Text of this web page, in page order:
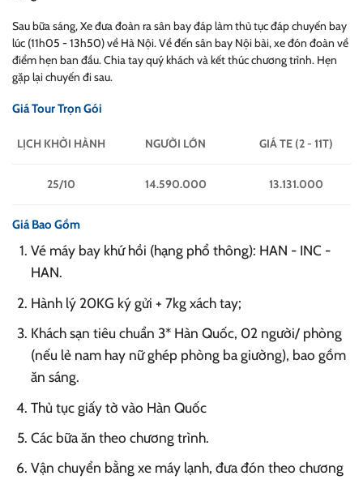
Sau bữa sáng, Xe đưa đoàn ra sân bay đáp làm thủ tục đáp chuyến bay
lúc (11h05 - 13h50) về Hà Nội. Về đến sân bay Nội bài, xe đón đoàn về
điểm hẹn ban đầu. Chia tay quý khách và kết thúc chương trình. Hẹn
gặp lại chuyến đi sau.
Giá Tour Trọn Gói
LỊCH KHỞI HÀNH NGƯỜI LỚN GIÁ TE (2 - 11T)
25/10 14.590.000 13.131.000
Giá Bao Gồm
Vé máy bay khứ hồi (hạng phổ thông): HAN - INC -
HAN.
Hành lý 20KG ký gửi + 7kg xách tay;
Khách sạn tiêu chuẩn 3* Hàn Quốc, 02 người/ phòng
(nếu lẻ nam hay nữ ghép phòng ba giường), bao gồm
ăn sáng.
Thủ tục giấy tờ vào Hàn Quốc
Các bữa ăn theo chương trình.
Vận chuyển bằng xe máy lạnh, đưa đón theo chương